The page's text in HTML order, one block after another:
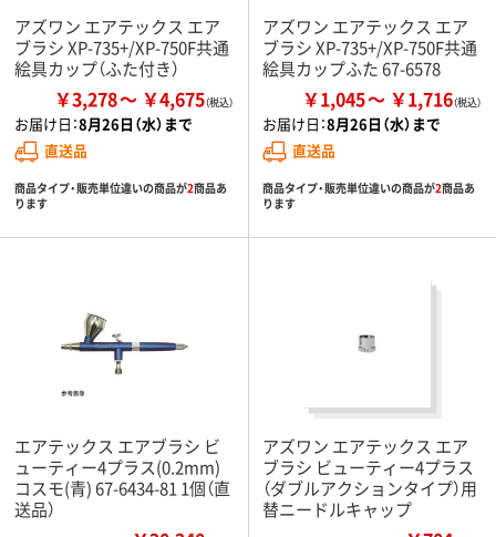
アズワン エアテックス エア
ブラシ XP-735+/XP-750F共通
絵具カップ（ふた付き）
￥3,278 ￥4,675
お届け日：8月26日（水）まで
直送品
商品タイプ・販売単位違いの商品が2商品あ
ります
アズワン エアテックス エア
ブラシ XP-735+/XP-750F共通
絵具カップふた 67-6578
￥1,045 ￥1,716
お届け日：8月26日（水）まで
直送品
商品タイプ・販売単位違いの商品が2商品あ
ります
エアテックス エアブラシ ビ
ューティー4プラス(0.2mm)
コスモ(青) 67-6434-81 1個（直
送品）
アズワン エアテックス エア
ブラシ ビューティー4プラス
（ダブルアクションタイプ）用
替ニードルキャップ